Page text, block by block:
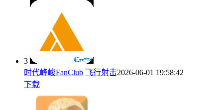
3
时代峰峻FanClub 飞行射击2026-06-01 19:58:42
下载